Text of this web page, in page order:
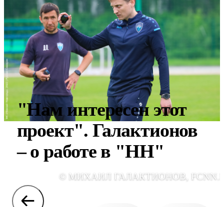
"Нам интересен этот
проект". Галактионов
– о работе в "НН"
© МИХАИЛ ГАЛАКТИОНОВ,